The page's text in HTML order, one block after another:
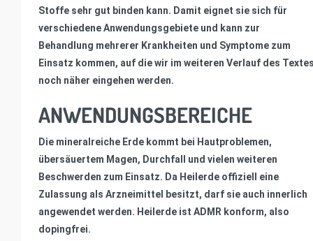
Stoffe sehr gut binden kann. Damit eignet sie sich für
verschiedene Anwendungsgebiete und kann zur
Behandlung mehrerer Krankheiten und Symptome zum
Einsatz kommen, auf die wir im weiteren Verlauf des
noch näher eingehen werden.
ANWENDUNGSBEREICHE
Die mineralreiche Erde kommt bei Hautproblemen,
übersäuertem Magen, Durchfall und vielen weiteren
Beschwerden zum Einsatz. Da Heilerde offiziell eine
Zulassung als Arzneimittel besitzt, darf sie auch innerlich
angewendet werden. Heilerde ist ADMR konform, also
dopingfrei.